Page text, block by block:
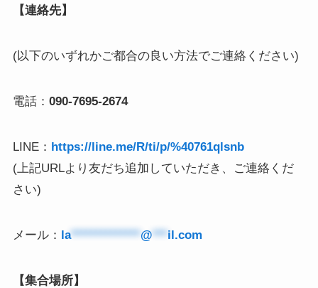
【連絡先】
(以下のいずれかご都合の良い方法でご連絡ください)
電話： 090-7695-2674
LINE： https://line.me/R/ti/p/%40761qlsnb
(上記URLより友だち追加していただき、ご連絡くだ
さい)
メール： la**************@***il.com
【集合場所】